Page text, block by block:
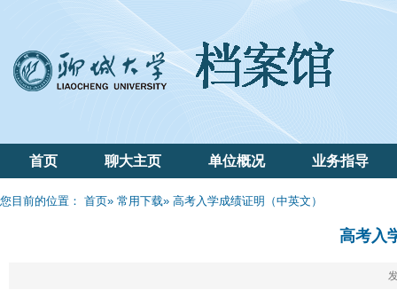
首页 聊大主页 单位概况 业务指导
您目前的位置： 首页» 常用下载» 高考入学成绩证明（中英文）
高考入